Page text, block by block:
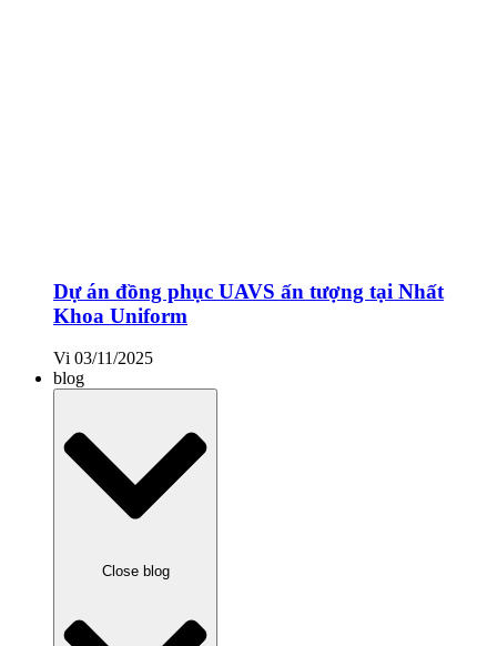
Dự án đồng phục UAVS ấn tượng tại Nhất
Khoa Uniform
Vi 03/11/2025
blog
Close blog